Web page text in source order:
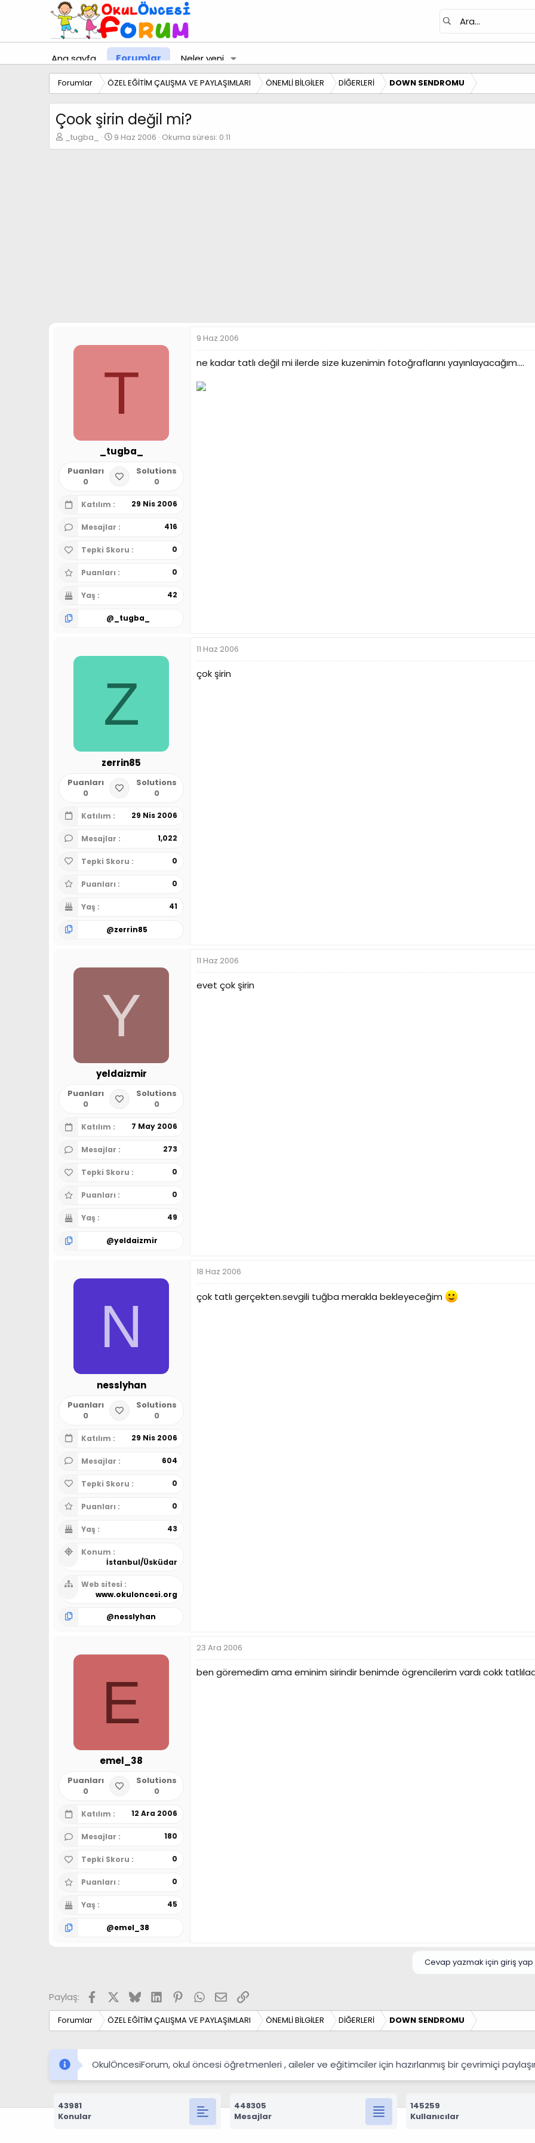
Ana sayfa Forumlar Neler yeni
Forumlar ÖZEL EĞİTİM ÇALIŞMA VE PAYLAŞIMLARI ÖNEMLİ BİLGİLER DİĞERLERİ DOWN SENDROMU
Çook şirin değil mi?
o
_tugba_
B
a
9 Haz 2006 Okuma süresi: 0:11
T
_tugba_
Puanları
0
Solutions
0
Katılım 29 Nis 2006
Mesajlar 416
Tepki Skoru 0
Puanları 0
Yaş 42
@ _tugba_
9 Haz 2006
ne kadar tatlı değil mi ilerde size kuzenimin fotoğraflarını yayınlayacağım....
Z
zerrin85
Puanları
0
Solutions
0
Katılım 29 Nis 2006
Mesajlar 1,022
Tepki Skoru 0
Puanları 0
Yaş 41
@zerrin85
11 Haz 2006
çok şirin
Y
yeldaizmir
Puanları
0
Solutions
0
Katılım 7 May 2006
Mesajlar 273
Tepki Skoru 0
Puanları 0
Yaş 49
@yeldaizmir
11 Haz 2006
evet çok şirin
N
nesslyhan
Puanları
0
Solutions
0
Katılım 29 Nis 2006
Mesajlar 604
Tepki Skoru 0
Puanları 0
Yaş 43
Konum
İstanbul/Üsküdar
Web sitesi
www.okuloncesi.org
@nesslyhan
18 Haz 2006
çok tatlı gerçekten.sevgili tuğba merakla bekleyeceğim
E
emel_38
Puanları
0
Solutions
0
Katılım 12 Ara 2006
Mesajlar 180
Tepki Skoru 0
Puanları 0
Yaş 45
@emel_38
23 Ara 2006
ben göremedim ama eminim sirindir benimde ögrencilerim vardı cokk
Cevap yazmak için giriş yap
Paylaş: FacebookBlueskyLinkedInPinterest
WhatsApp
E-posta
Link
Forumlar ÖZEL EĞİTİM ÇALIŞMA VE PAYLAŞIMLARI ÖNEMLİ BİLGİLER DİĞERLERİ DOWN SENDROMU
OkulÖncesiForum, okul öncesi öğretmenleri , aileler ve eğitimciler için hazırlanmış bir çevrimiçi
43981
Konular
448305
Mesajlar
145259
Kullanıcılar